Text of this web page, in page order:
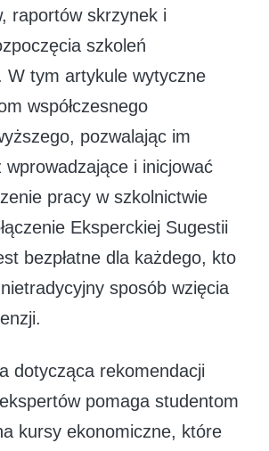
raportów skrzynek i
szkoleń
W tym artykule wytyczne
współczesnego
pozwalając im
wprowadzające i inicjować
pracy w szkolnictwie
Eksperckiej Sugestii
bezpłatne dla każdego, kto
sposób wzięcia
dotycząca rekomendacji
pomaga studentom
kursy ekonomiczne, które